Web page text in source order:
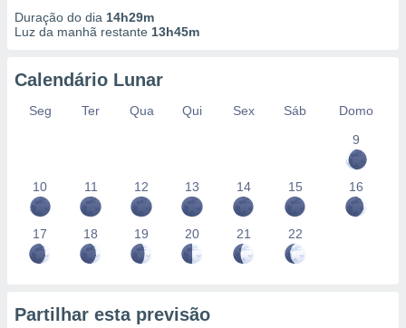
Duração do dia 14h29m
Luz da manhã restante 13h45m
Calendário Lunar
Seg Ter Qua Qui Sex Sáb
Domo
9
10 11 12 13 14 15 16
17 18 19 20 21 22
Partilhar esta previsão